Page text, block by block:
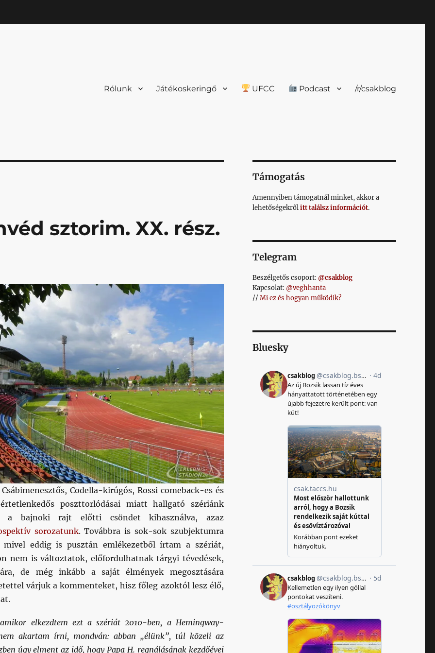
Rólunk Játékoskeringő UFCC Podcast /r/csakblog
sztorim. XX. rész.
Codella-kirúgós, Rossi comeback-es és
poszttorlódásai miatt hallgató szériánk
a bajnoki rajt előtti csöndet kihasználva, azaz
sorozatunk. Továbbra is sok-sok szubjektumra
mivel eddig is pusztán emlékezetből írtam a szériát,
nem is változtatok, előfordulhatnak tárgyi tévedések,
de még inkább a saját élmények megosztására
várjuk a kommenteket, hisz főleg azoktól lesz élő,
elkezdtem ezt a szériát 2010-ben, a Hemingway-
akartam írni, mondván: abban „élünk”, túl közeli az
úgy elment az idő, hogy Papa H. regnálásának kezdőévei
Támogatás
Amennyiben támogatnál minket, akkor a
lehetőségekrőlitt találsz információt.
Telegram
Beszélgetős csoport: @csakblog
Kapcsolat: @veghhanta
// Mi ez és hogyan működik?
Bluesky